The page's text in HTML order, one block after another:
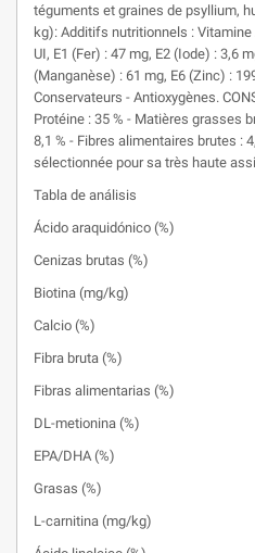
téguments et graines de psyllium,
kg): Additifs nutritionnels : Vitamine
UI, E1 (Fer) : 47 mg, E2 (Iode) : 3,6
(Manganèse) : 61 mg, E6 (Zinc) :
Conservateurs - Antioxygènes.
Protéine : 35 % - Matières grasses
8,1 % - Fibres alimentaires brutes :
sélectionnée pour sa très haute
Tabla de análisis
Ácido araquidónico (%)
Cenizas brutas (%)
Biotina (mg/kg)
Calcio (%)
Fibra bruta (%)
Fibras alimentarias (%)
DL-metionina (%)
EPA/DHA (%)
Grasas (%)
L-carnitina (mg/kg)